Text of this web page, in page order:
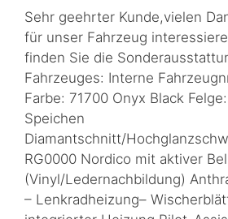
Sehr geehrter Kunde,vielen
für unser Fahrzeug
finden Sie die
Fahrzeuges: Interne
Farbe: 71700 Onyx Black
Speichen
Diamantschnitt/
RG0000 Nordico mit aktiver
(Vinyl/Ledernachbildung)
– Lenkradheizung–